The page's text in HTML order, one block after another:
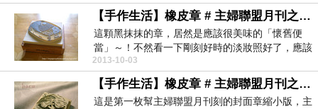
【手作生活】橡皮章 # 主婦聯盟月刊之懷舊便當
這顆黑抹抹的章，居然是應該很美味的「懷舊便
當」～！不然看一下剛刻好時的淡妝照好了，應該
會比較有胃口。...
2013-10-03
【手作生活】橡皮章 # 主婦聯盟月刊之稻間鴨
這是第一枚幫主婦聯盟月刊刻的封面章縮小版，主